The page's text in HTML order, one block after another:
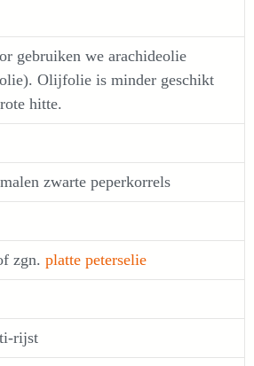
gebruiken we arachideolie
Olijfolie is minder geschikt
hitte.
zwarte peperkorrels
zgn. platte peterselie
rijst